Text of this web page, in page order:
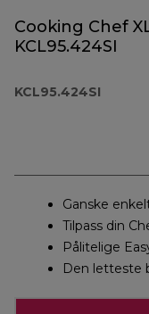
Cooking Chef
KCL95.424SI
KCL95.424SI
Ganske
Tilpass din
Pålitelige
Den letteste